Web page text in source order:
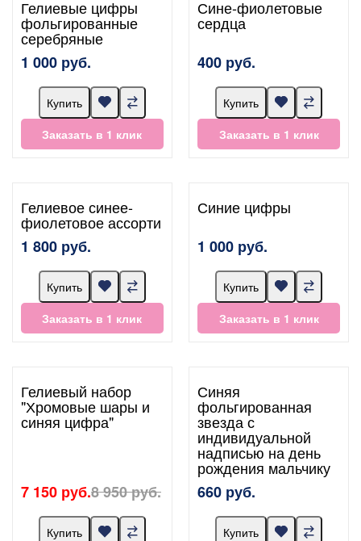
Гелиевые цифры
фольгированные
серебряные
1 000 руб.
Купить
Заказать в 1 клик
Сине-фиолетовые
сердца
400 руб.
Купить
Заказать в 1 клик
Гелиевое синее-
фиолетовое ассорти
1 800 руб.
Купить
Заказать в 1 клик
Синие цифры
1 000 руб.
Купить
Заказать в 1 клик
Гелиевый набор
"Хромовые шары и
синяя цифра"
7 150 руб.8 950 руб.
Купить
Синяя
фольгированная
звезда с
индивидуальной
надписью на день
рождения мальчику
660 руб.
Купить